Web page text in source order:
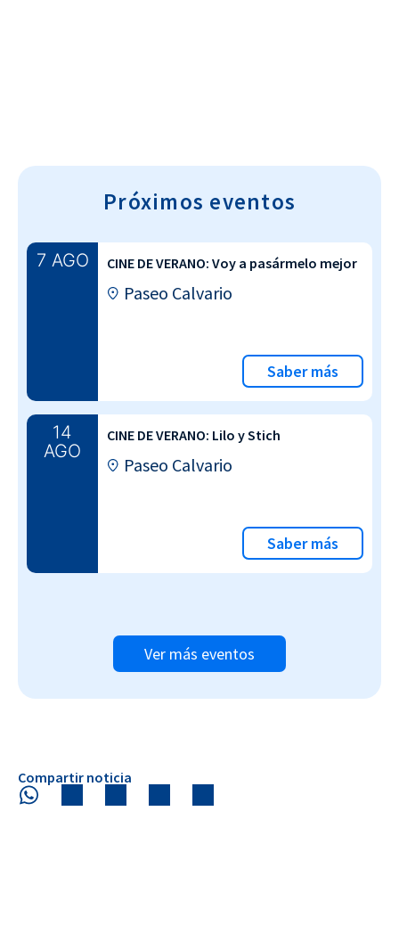
Próximos eventos
7 AGO CINE DE VERANO: Voy a pasármelo mejor
Paseo Calvario
Saber más
14
AGO
CINE DE VERANO: Lilo y Stich
Paseo Calvario
Saber más
Ver más eventos
Compartir noticia